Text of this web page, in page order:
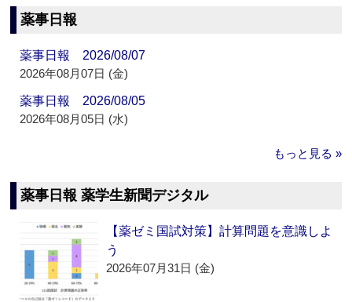
薬事日報
薬事日報 2026/08/07
2026年08月07日 (金)
薬事日報 2026/08/05
2026年08月05日 (水)
もっと見る »
薬事日報 薬学生新聞デジタル
【薬ゼミ国試対策】計算問題を意識しよ
う
2026年07月31日 (金)